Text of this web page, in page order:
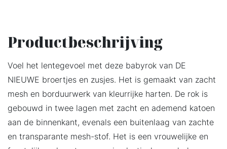
Productbeschrijving
Voel het lentegevoel met deze babyrok van DE
NIEUWE broertjes en zusjes. Het is gemaakt van zacht
mesh en borduurwerk van kleurrijke harten. De rok is
gebouwd in twee lagen met zacht en ademend katoen
aan de binnenkant, evenals een buitenlaag van zachte
en transparante mesh-stof. Het is een vrouwelijke en